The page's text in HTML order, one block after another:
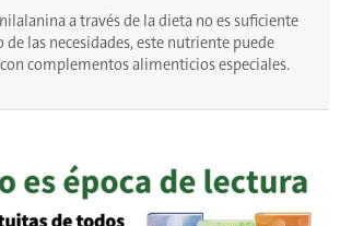
a través de la dieta no es suficiente
las necesidades, este nutriente puede
complementos alimenticios especiales.